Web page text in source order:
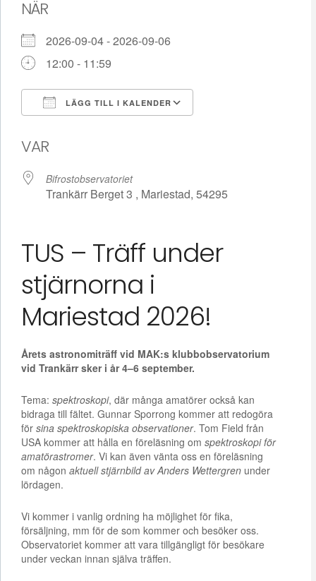
NÄR
2026-09-04 - 2026-09-06
12:00 - 11:59
LÄGG TILL I KALENDER
VAR
Bifrostobservatoriet
Trankärr Berget 3 , Mariestad, 54295
TUS – Träff under
stjärnorna i
Mariestad 2026!
Årets astronomiträff vid MAK:s klubbobservatorium
vid Trankärr sker i år 4–6 september.
Tema: spektroskopi, där många amatörer också kan
bidraga till fältet. Gunnar Sporrong kommer att redogöra
för sina spektroskopiska observationer. Tom Field från
USA kommer att hålla en föreläsning om spektroskopi för
amatörastromer. Vi kan även vänta oss en föreläsning
om någon aktuell stjärnbild av Anders Wettergren under
lördagen.
Vi kommer i vanlig ordning ha möjlighet för fika,
försäljning, mm för de som kommer och besöker oss.
Observatoriet kommer att vara tillgängligt för besökare
under veckan innan själva träffen.